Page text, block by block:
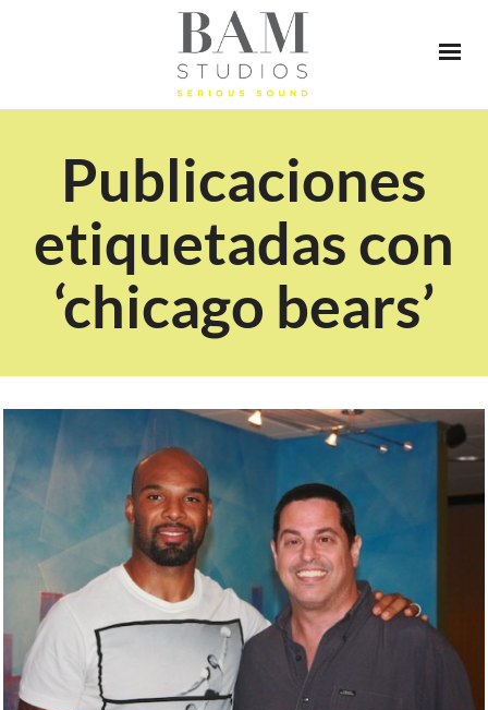
Publicaciones
etiquetadas con
‘chicago bears’